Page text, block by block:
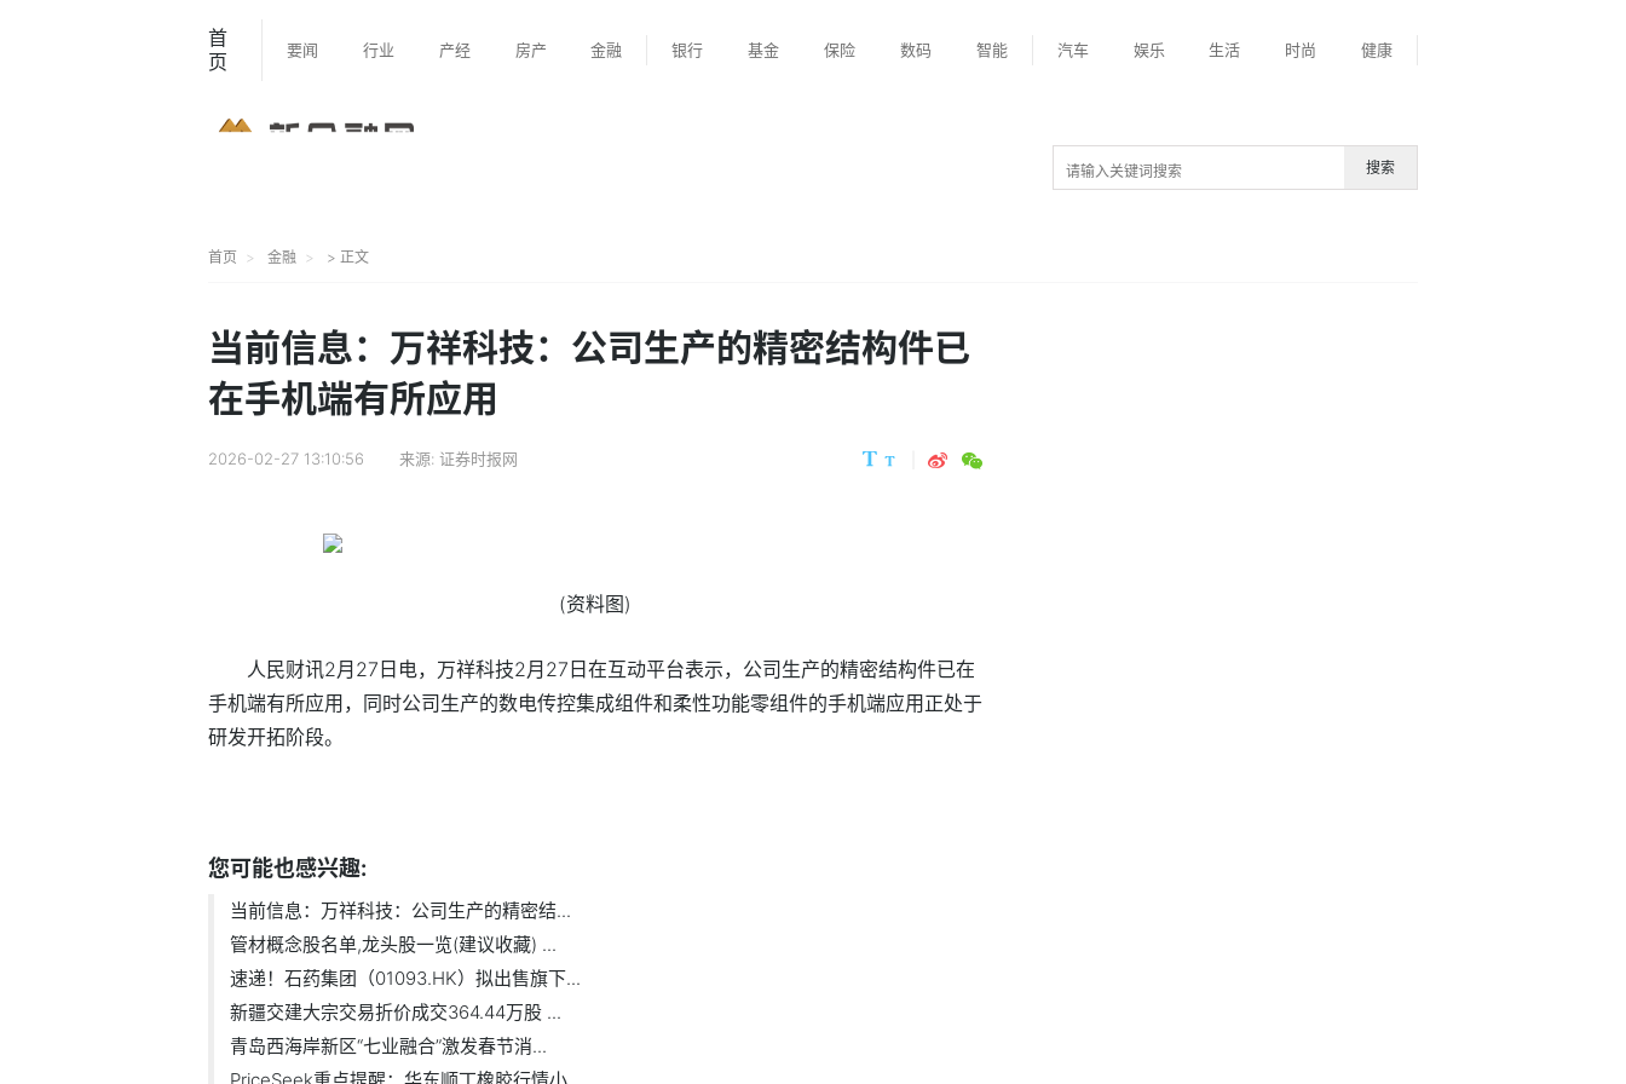
首
页
要闻 行业 产经 房产 金融 银行 基金 保险 数码 智能 汽车 娱乐 生活 时尚 健康
搜索
首页 金融 > 正文
当前信息：万祥科技：公司生产的精密结构件已
在手机端有所应用
2026-02-27 13:10:56 来源: 证券时报网
(资料图)
人民财讯2月27日电，万祥科技2月27日在互动平台表示，公司生产的精密结构件已在
手机端有所应用，同时公司生产的数电传控集成组件和柔性功能零组件的手机端应用正处于
研发开拓阶段。
您可能也感兴趣:
当前信息：万祥科技：公司生产的精密结...
管材概念股名单,龙头股一览(建议收藏) ...
速递！石药集团（01093.HK）拟出售旗下...
新疆交建大宗交易折价成交364.44万股 ...
青岛西海岸新区“七业融合”激发春节消...